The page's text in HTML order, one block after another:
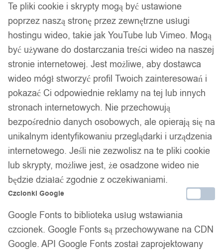
Te pliki cookie i skrypty mogą być ustawione
poprzez naszą stronę przez zewnętrzne usługi
hostingu wideo, takie jak YouTube lub Vimeo. Mogą
być używane do dostarczania treści wideo na naszej
stronie internetowej. Jest możliwe, aby dostawca
wideo mógł stworzyć profil Twoich zainteresowań i
pokazać Ci odpowiednie reklamy na tej lub innych
stronach internetowych. Nie przechowują
bezpośrednio danych osobowych, ale opierają się na
unikalnym identyfikowaniu przeglądarki i urządzenia
internetowego. Jeśli nie zezwolisz na te pliki cookie
lub skrypty, możliwe jest, że osadzone wideo nie
będzie działać zgodnie z oczekiwaniami.
Czcionki Google
Google Fonts to biblioteka usług wstawiania
czcionek. Google Fonts są przechowywane na CDN
Google. API Google Fonts został zaprojektowany